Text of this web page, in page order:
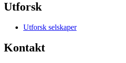
Utforsk
Utforsk selskaper
Kontakt